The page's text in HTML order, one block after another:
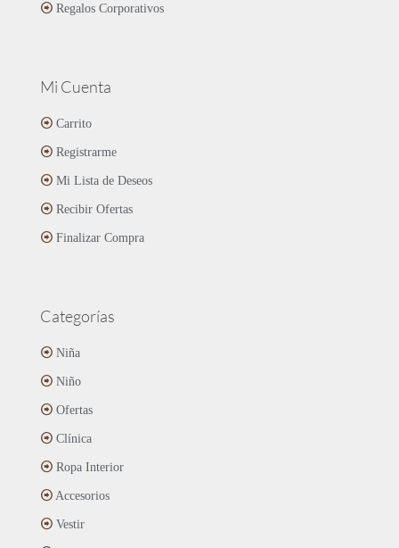
Regalos Corporativos
Mi Cuenta
Carrito
Registrarme
Mi Lista de Deseos
Recibir Ofertas
Finalizar Compra
Categorías
Niña
Niño
Ofertas
Clínica
Ropa Interior
Accesorios
Vestir